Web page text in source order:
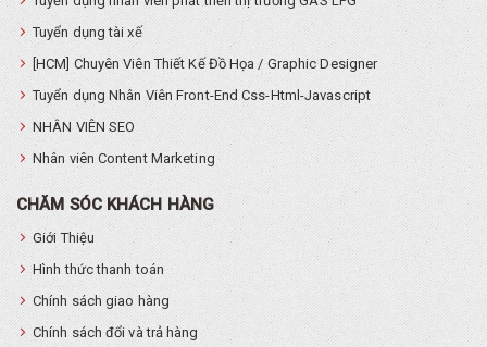
Tuyển dụng tài xế
[HCM] Chuyên Viên Thiết Kế Đồ Họa / Graphic Designer
Tuyển dụng Nhân Viên Front-End Css-Html-Javascript
NHÂN VIÊN SEO
Nhân viên Content Marketing
CHĂM SÓC KHÁCH HÀNG
Giới Thiệu
Hình thức thanh toán
Chính sách giao hàng
Chính sách đổi và trả hàng